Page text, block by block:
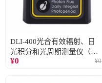
DLI-400光合有效辐射、日
光积分和光周期测量仪（仅
阳光）
¥0 ¥0